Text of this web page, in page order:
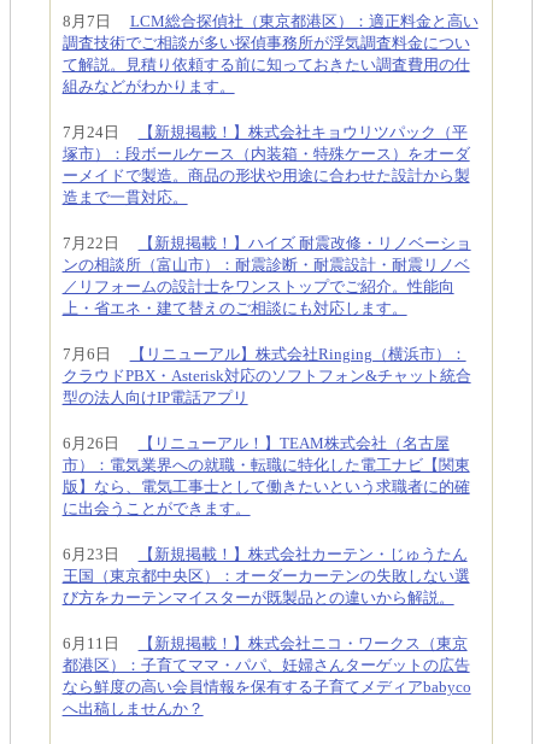
8月7日 LCM総合探偵社（東京都港区）：適正料金と高い
調査技術でご相談が多い探偵事務所が浮気調査料金につい
て解説。見積り依頼する前に知っておきたい調査費用の仕
組みなどがわかります。
7月24日
【新規掲載！】株式会社キョウリツパック（平
塚市）：段ボールケース（内装箱・特殊ケース）をオーダ
ーメイドで製造。商品の形状や用途に合わせた設計から製
造まで一貫対応。
7月22日
【新規掲載！】ハイズ 耐震改修・リノベーショ
ンの相談所（富山市）：耐震診断・耐震設計・耐震リノベ
／リフォームの設計士をワンストップでご紹介。性能向
上・省エネ・建て替えのご相談にも対応します。
7月6日
【リニューアル】株式会社Ringing（横浜市）：
クラウドPBX・Asterisk対応のソフトフォン&チャット統合
型の法人向けIP電話アプリ
6月26日
【リニューアル！】TEAM株式会社（名古屋
市）：電気業界への就職・転職に特化した電工ナビ【関東
版】なら、電気工事士として働きたいという求職者に的確
に出会うことができます。
6月23日
【新規掲載！】株式会社カーテン・じゅうたん
王国（東京都中央区）：オーダーカーテンの失敗しない選
び方をカーテンマイスターが既製品との違いから解説。
6月11日
【新規掲載！】株式会社ニコ・ワークス（東京
都港区）：子育てママ・パパ、妊婦さんターゲットの広告
なら鮮度の高い会員情報を保有する子育てメディアbabyco
へ出稿しませんか？